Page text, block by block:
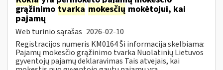
grąžinimo tvarka mokesčių mokėtojui, kai
pajamų
Web turinio sąrašas 2026-02-10
Registracijos numeris KM0164 Ši informacija skelbiama:
Pajamų mokesčio grąžinimo tvarka Nuolatinių Lietuvos
gyventojų pajamų deklaravimas Tais atvejais, kai